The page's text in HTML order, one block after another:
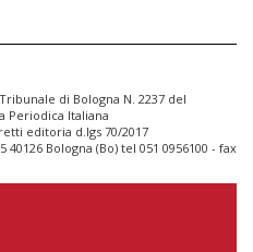
di Bologna N. 2237 del
Periodica Italiana
editoria d.lgs 70/2017
Bologna (Bo) tel 051 0956100 - fax